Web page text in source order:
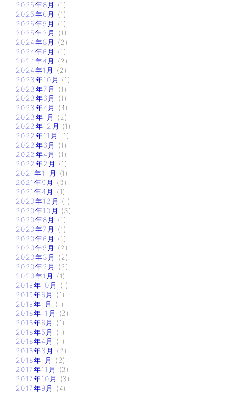
2025年8月
(1)
2025年6月
(1)
2025年5月
(1)
2025年2月
(1)
2024年8月
(2)
2024年6月
(1)
2024年4月
(2)
2024年1月
(2)
2023年10月
(1)
2023年7月
(1)
2023年6月
(1)
2023年4月
(4)
2023年1月
(2)
2022年12月
(1)
2022年11月
(1)
2022年6月
(1)
2022年4月
(1)
2022年2月
(1)
2021年11月
(1)
2021年9月
(3)
2021年4月
(1)
2020年12月
(1)
2020年10月
(3)
2020年8月
(1)
2020年7月
(1)
2020年6月
(1)
2020年5月
(2)
2020年3月
(2)
2020年2月
(2)
2020年1月
(1)
2019年10月
(1)
2019年6月
(1)
2019年1月
(1)
2018年11月
(2)
2018年6月
(1)
2018年5月
(1)
2018年4月
(1)
2018年3月
(2)
2018年1月
(2)
2017年11月
(3)
2017年10月
(3)
2017年9月
(4)